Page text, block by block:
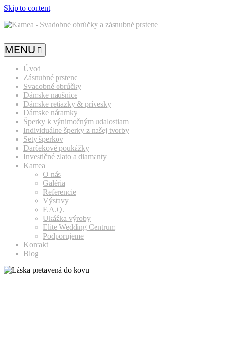
Skip to content
MENU
Úvod
Zásnubné prstene
Svadobné obrúčky
Dámske naušnice
Dámske retiazky & prívesky
Dámske náramky
Šperky k výnimočným udalostiam
Individuálne šperky z našej tvorby
Sety šperkov
Darčekové poukážky
Investičné zlato a diamanty
Kamea
O nás
Galéria
Referencie
Výstavy
F.A.Q.
Ukážka výroby
Elite Wedding Centrum
Podporujeme
Kontakt
Blog